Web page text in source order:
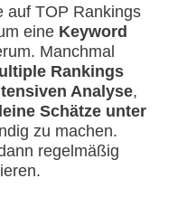
auf TOP Rankings
eine Keyword
Manchmal
Rankings
Analyse,
Schätze unter
zu machen.
regelmäßig